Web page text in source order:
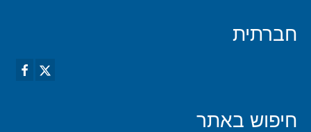
חברתית
חיפוש באתר